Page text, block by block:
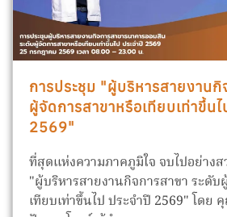
การประชุม "ผู้บริหารสายงานกิ
ผู้จัดการสาขาหรือเทียบเท่าขึ้นไ
2569"
ที่สุดแห่งความภาคภูมิใจ จบไปอย่าง
"ผู้บริหารสายงานกิจการสาขา ระดับ
เทียบเท่าขึ้นไป ประจำปี 2569" โดย